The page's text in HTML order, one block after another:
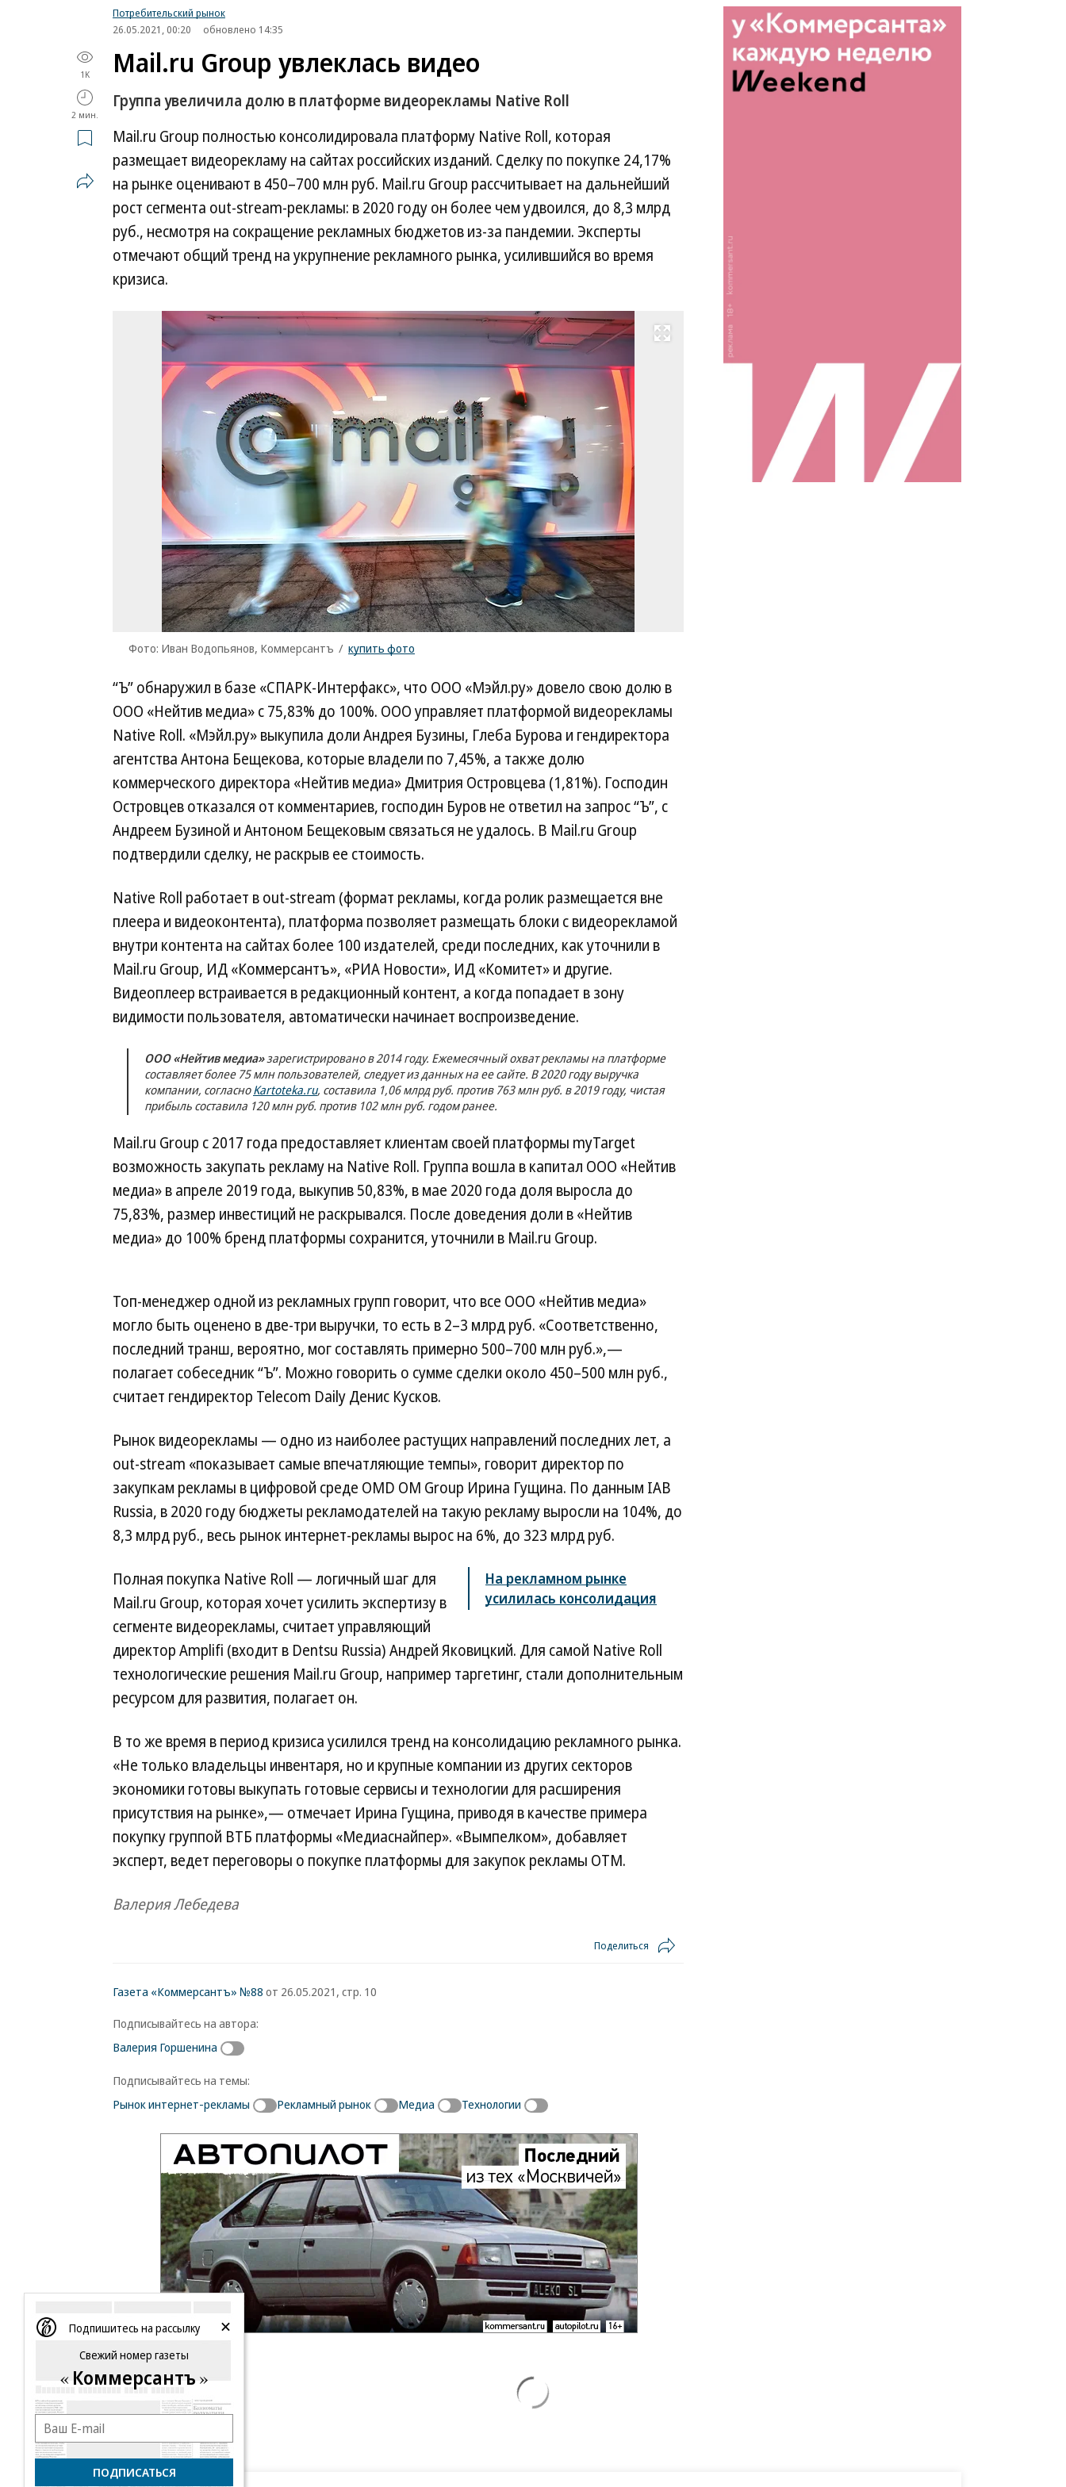
Потребительский рынок
26.05.2021, 00:20
обновлено 14:35
1K
2 мин.
Mail.ru Group увлеклась видео
Группа увеличила долю в платформе видеорекламы Native Roll
Mail.ru Group полностью консолидировала платформу Native Roll, которая
размещает видеорекламу на сайтах российских изданий. Сделку по покупке 24,17%
на рынке оценивают в 450–700 млн руб. Mail.ru Group рассчитывает на дальнейший
рост сегмента out-stream-рекламы: в 2020 году он более чем удвоился, до 8,3 млрд
руб., несмотря на сокращение рекламных бюджетов из-за пандемии. Эксперты
отмечают общий тренд на укрупнение рекламного рынка, усилившийся во время
кризиса.
Развернуть на весь экран
Фото: Иван Водопьянов, Коммерсантъ / купить фото
“Ъ” обнаружил в базе «СПАРК-Интерфакс», что ООО «Мэйл.ру» довело свою долю в
ООО «Нейтив медиа» с 75,83% до 100%. ООО управляет платформой видеорекламы
Native Roll. «Мэйл.ру» выкупила доли Андрея Бузины, Глеба Бурова и гендиректора
агентства Антона Бещекова, которые владели по 7,45%, а также долю
коммерческого директора «Нейтив медиа» Дмитрия Островцева (1,81%). Господин
Островцев отказался от комментариев, господин Буров не ответил на запрос “Ъ”, с
Андреем Бузиной и Антоном Бещековым связаться не удалось. В Mail.ru Group
подтвердили сделку, не раскрыв ее стоимость.
Native Roll работает в out-stream (формат рекламы, когда ролик размещается вне
плеера и видеоконтента), платформа позволяет размещать блоки с видеорекламой
внутри контента на сайтах более 100 издателей, среди последних, как уточнили в
Mail.ru Group, ИД «Коммерсантъ», «РИА Новости», ИД «Комитет» и другие.
Видеоплеер встраивается в редакционный контент, а когда попадает в зону
видимости пользователя, автоматически начинает воспроизведение.
ООО «Нейтив медиа»зарегистрировано в 2014 году. Ежемесячный охват рекламы на платформе
составляет более 75 млн пользователей, следует из данных на ее сайте. В 2020 году выручка
компании, согласноKartoteka.ru, составила 1,06 млрд руб. против 763 млн руб. в 2019 году, чистая
прибыль составила 120 млн руб. против 102 млн руб. годом ранее.
Mail.ru Group с 2017 года предоставляет клиентам своей платформы myTarget
возможность закупать рекламу на Native Roll. Группа вошла в капитал ООО «Нейтив
медиа» в апреле 2019 года, выкупив 50,83%, в мае 2020 года доля выросла до
75,83%, размер инвестиций не раскрывался. После доведения доли в «Нейтив
медиа» до 100% бренд платформы сохранится, уточнили в Mail.ru Group.
Топ-менеджер одной из рекламных групп говорит, что все ООО «Нейтив медиа»
могло быть оценено в две-три выручки, то есть в 2–3 млрд руб. «Соответственно,
последний транш, вероятно, мог составлять примерно 500–700 млн руб.»,—
полагает собеседник “Ъ”. Можно говорить о сумме сделки около 450–500 млн руб.,
считает гендиректор Telecom Daily Денис Кусков.
Рынок видеорекламы — одно из наиболее растущих направлений последних лет, а
out-stream «показывает самые впечатляющие темпы», говорит директор по
закупкам рекламы в цифровой среде OMD OM Group Ирина Гущина. По данным IAB
Russia, в 2020 году бюджеты рекламодателей на такую рекламу выросли на 104%, до
8,3 млрд руб., весь рынок интернет-рекламы вырос на 6%, до 323 млрд руб.
На рекламном рынке
усилилась консолидация
Полная покупка Native Roll — логичный шаг для
Mail.ru Group, которая хочет усилить экспертизу в
сегменте видеорекламы, считает управляющий
директор Amplifi (входит в Dentsu Russia) Андрей Яковицкий. Для самой Native Roll
технологические решения Mail.ru Group, например таргетинг, стали дополнительным
ресурсом для развития, полагает он.
В то же время в период кризиса усилился тренд на консолидацию рекламного рынка.
«Не только владельцы инвентаря, но и крупные компании из других секторов
экономики готовы выкупать готовые сервисы и технологии для расширения
присутствия на рынке»,— отмечает Ирина Гущина, приводя в качестве примера
покупку группой ВТБ платформы «Медиаснайпер». «Вымпелком», добавляет
эксперт, ведет переговоры о покупке платформы для закупок рекламы ОТМ.
Валерия Лебедева
Поделиться
Газета «Коммерсантъ» №88 от 26.05.2021, стр. 10
Подписывайтесь на автора:
Валерия Горшенина
Подписывайтесь на темы:
Рынок интернет-рекламы
Рекламный рынок Медиа Технологии
Подпишитесь на рассылку
Свежий номер газеты
Коммерсантъ
ПОДПИСАТЬСЯ